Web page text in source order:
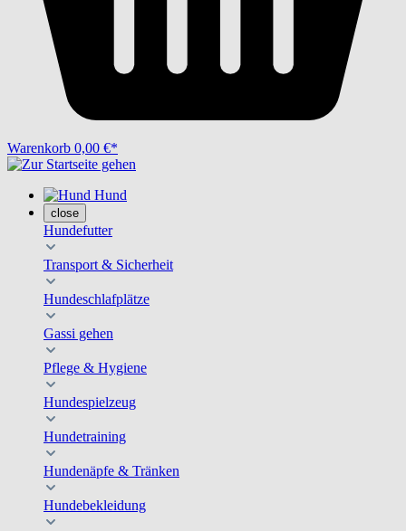
Warenkorb 0,00 €*
Hund
close
Hundefutter
Transport & Sicherheit
Hundeschlafplätze
Gassi gehen
Pflege & Hygiene
Hundespielzeug
Hundetraining
Hundenäpfe & Tränken
Hundebekleidung